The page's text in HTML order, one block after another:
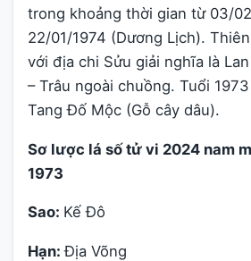
trong khoảng thời gian từ 03/
22/01/1974 (Dương Lịch).
với địa chi Sửu giải nghĩa là
– Trâu ngoài chuồng. Tuổi
Tang Đố Mộc (Gỗ cây dâu).
Sơ lược lá số tử vi 2024 nam
1973
Sao: Kế Đô
Hạn:Địa Võng